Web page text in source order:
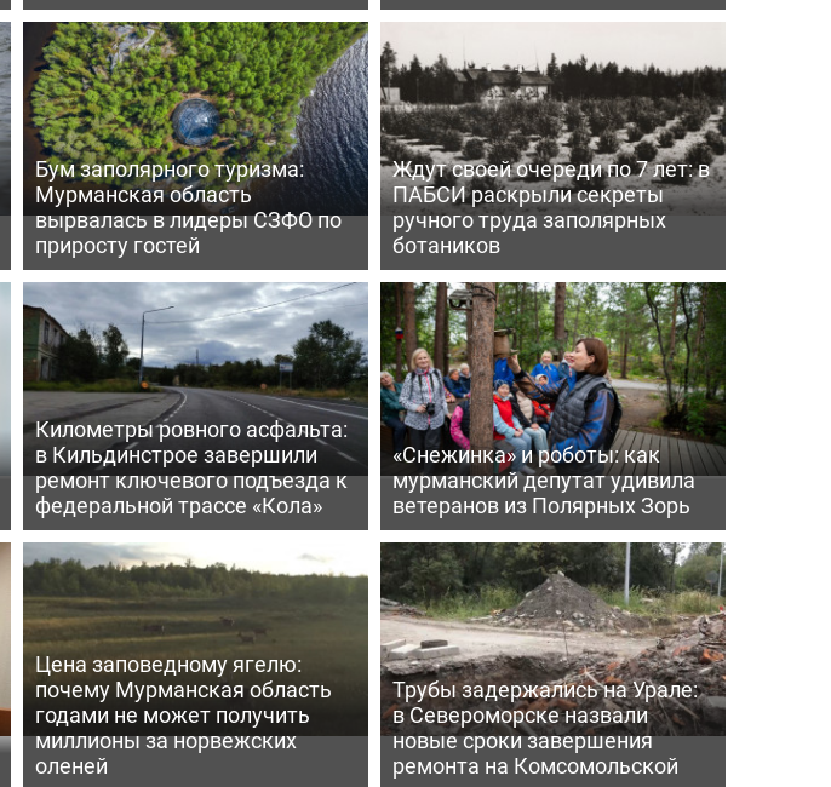
Бум заполярного туризма:
Мурманская область
вырвалась в лидеры СЗФО по
приросту гостей
Ждут своей очереди по 7 лет: в
ПАБСИ раскрыли секреты
ручного труда заполярных
ботаников
Километры ровного асфальта:
в Кильдинстрое завершили
ремонт ключевого подъезда к
федеральной трассе «Кола»
«Снежинка» и роботы: как
мурманский депутат удивила
ветеранов из Полярных Зорь
Цена заповедному ягелю:
почему Мурманская область
годами не может получить
миллионы за норвежских
оленей
Трубы задержались на Урале:
в Североморске назвали
новые сроки завершения
ремонта на Комсомольской